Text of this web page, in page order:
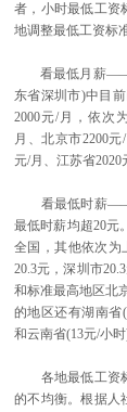
者，小时最低工资
地调整最低工资标
看最低月薪——
东省深圳市)中目
2000元/月，依次
月、北京市2200
元/月、江苏省2020
看最低时薪——
最低时薪均超20元
全国，其他依次为
20.3元，深圳市
和标准最高地区北
的地区还有湖南省
和云南省(13元/小时)
各地最低工资标
的不均衡。根据人